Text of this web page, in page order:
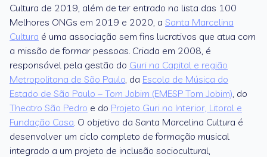
Cultura de 2019, além de ter entrado na lista das 100
Melhores ONGs em 2019 e 2020, a Santa Marcelina
Cultura é uma associação sem fins lucrativos que atua com
a missão de formar pessoas. Criada em 2008, é
responsável pela gestão do Guri na Capital e região
Metropolitana de São Paulo , da Escola de Música do
Estado de São Paulo – Tom Jobim (EMESP Tom Jobim) , do
Theatro São Pedro e do Projeto Guri no Interior, Litoral e
Fundação Casa . O objetivo da Santa Marcelina Cultura é
desenvolver um ciclo completo de formação musical
integrado a um projeto de inclusão sociocultural,